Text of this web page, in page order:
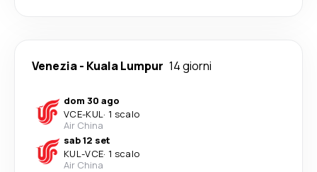
Venezia- Kuala Lumpur 14 giorni
dom 30 ago
VCE-KUL· 1 scalo
Air China
sab 12 set
KUL-VCE· 1 scalo
Air China